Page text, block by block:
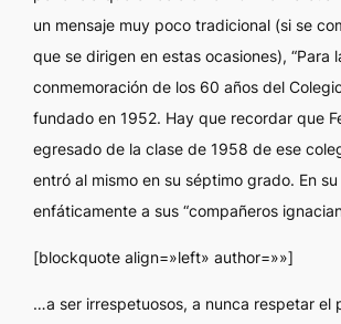
un mensaje muy poco tradicional (si se
que se dirigen en estas ocasiones), “Para
conmemoración de los 60 años del
fundado en 1952. Hay que recordar que
egresado de la clase de 1958 de ese
entró al mismo en su séptimo grado. En
enfáticamente a sus “compañeros
[blockquote align=»left» author=»»]
…a ser irrespetuosos, a nunca respetar el